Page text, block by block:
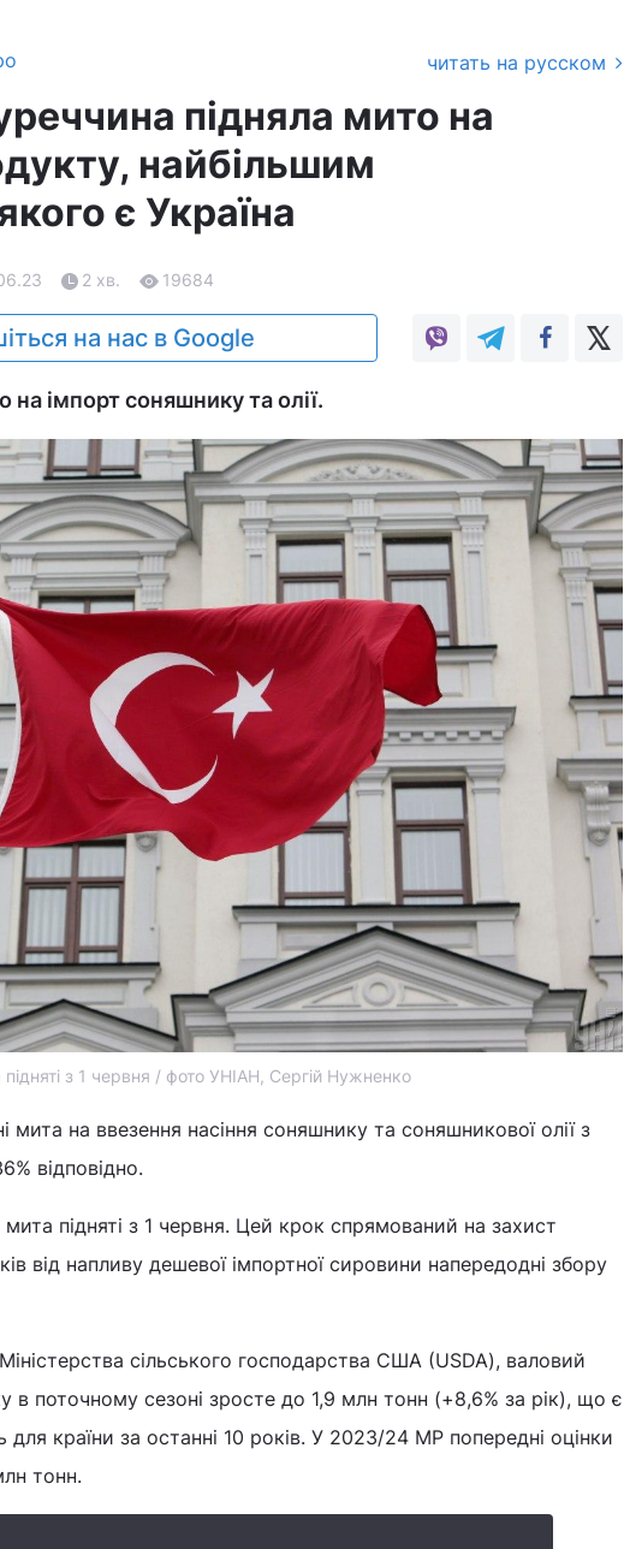
читать на русском
підняла мито на
найбільшим
є Україна
2 хв. 19684
на нас в Google
імпорт соняшнику та олії.
підняті з 1 червня / фото УНІАН, Сергій Нужненко
мита на ввезення насіння соняшнику та соняшникової олії з
відповідно.
мита підняті з 1 червня. Цей крок спрямований на захист
від напливу дешевої імпортної сировини напередодні збору
сільського господарства США (USDA), валовий
в поточному сезоні зросте до 1,9 млн тонн (+8,6% за рік), що є
країни за останні 10 років. У 2023/24 МР попередні оцінки
тонн.